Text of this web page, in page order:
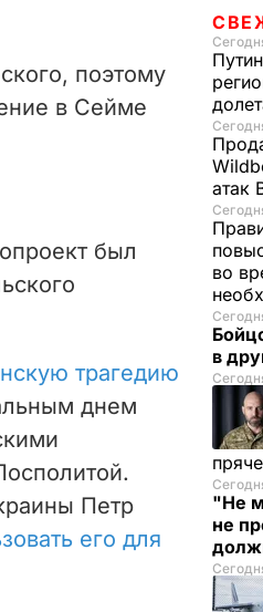
поэтому
в Сейме
был
трагедию
днем
Петр
его для
атак
во
в
"Не
не